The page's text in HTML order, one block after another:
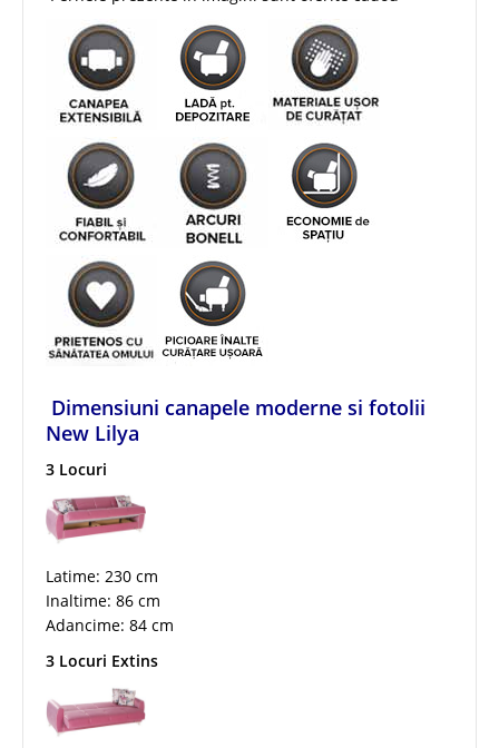
Dimensiuni canapele moderne si fotolii
New Lilya
3 Locuri
Latime: 230 cm
Inaltime: 86 cm
Adancime: 84 cm
3 Locuri Extins